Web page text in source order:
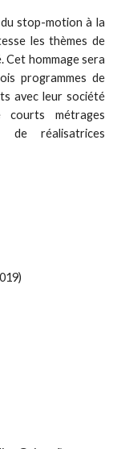
stop-motion à la
les thèmes de
Cet hommage sera
programmes de
avec leur société
courts métrages
de réalisatrices